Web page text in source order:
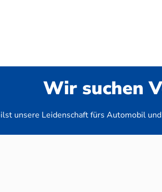
Wir suchen
unsere Leidenschaft fürs Automobil